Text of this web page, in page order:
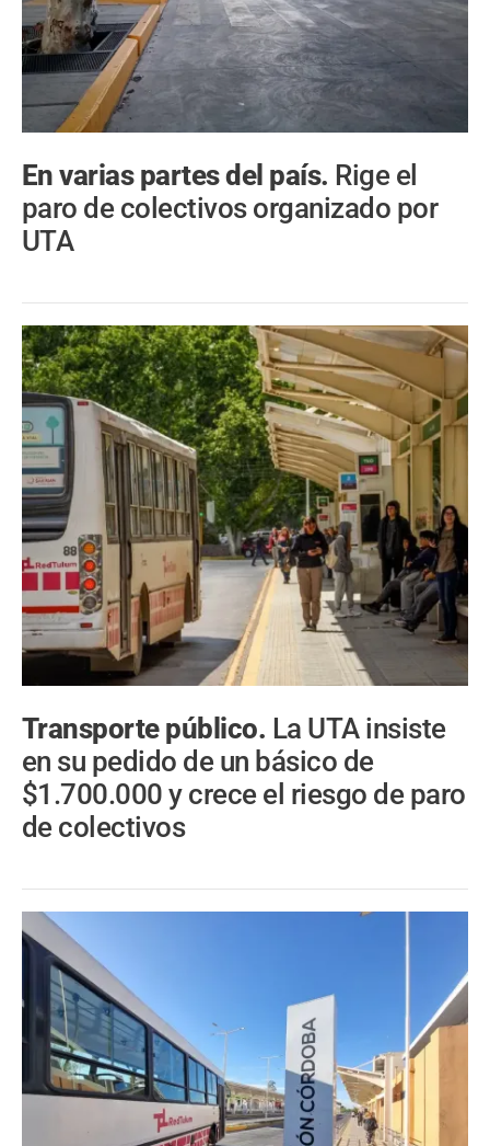
En varias partes del país. Rige el
paro de colectivos organizado por
UTA
Transporte público. La UTA insiste
en su pedido de un básico de
$1.700.000 y crece el riesgo de paro
de colectivos